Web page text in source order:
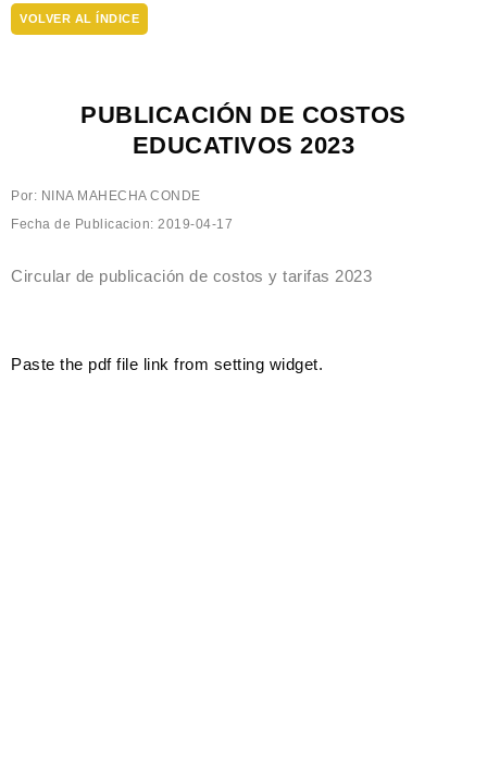
VOLVER AL ÍNDICE
PUBLICACIÓN DE COSTOS
EDUCATIVOS 2023
Por: NINA MAHECHA CONDE
Fecha de Publicacion: 2019-04-17
Circular de publicación de costos y tarifas 2023
Paste the pdf file link from setting widget.